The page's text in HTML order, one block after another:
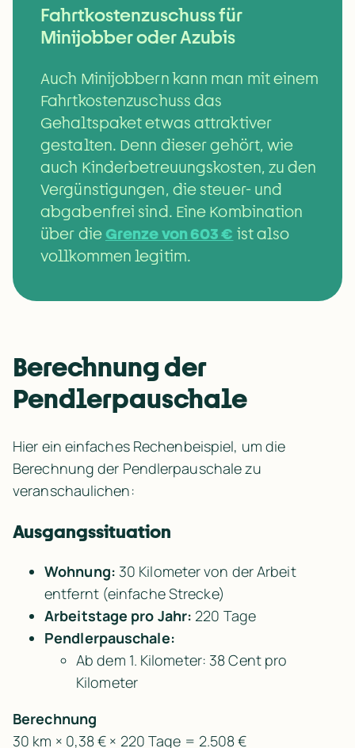
Fahrtkostenzuschuss für
Minijobber oder Azubis
Auch Minijobbern kann man mit einem
Fahrtkostenzuschuss das
Gehaltspaket etwas attraktiver
gestalten. Denn dieser gehört, wie
auch Kinderbetreuungskosten, zu den
Vergünstigungen, die steuer- und
abgabenfrei sind. Eine Kombination
über die Grenze von 603 € ist also
vollkommen legitim.
Berechnung der
Pendlerpauschale
Hier ein einfaches Rechenbeispiel, um die
Berechnung der Pendlerpauschale zu
veranschaulichen:
Ausgangssituation
Wohnung: 30 Kilometer von der Arbeit
entfernt (einfache Strecke)
Arbeitstage pro Jahr: 220 Tage
Pendlerpauschale:
Ab dem 1. Kilometer: 38 Cent pro
Kilometer
Berechnung
30 km × 0,38 € × 220 Tage = 2.508 €